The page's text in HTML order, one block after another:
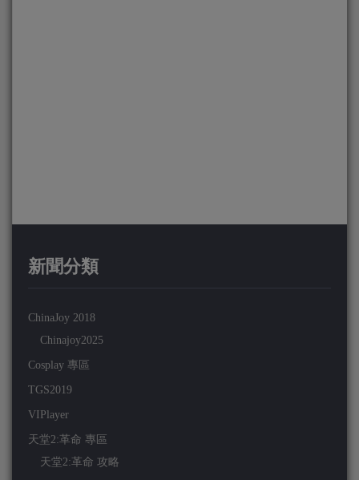
新聞分類
ChinaJoy 2018
Chinajoy2025
Cosplay 專區
TGS2019
VIPlayer
天堂2:革命 專區
天堂2:革命 攻略